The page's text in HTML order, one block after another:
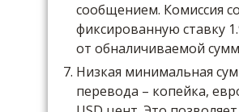
сообщением. Комиссия
фиксированную ставку
от обналичиваемой
Низкая минимальная
перевода – копейка,